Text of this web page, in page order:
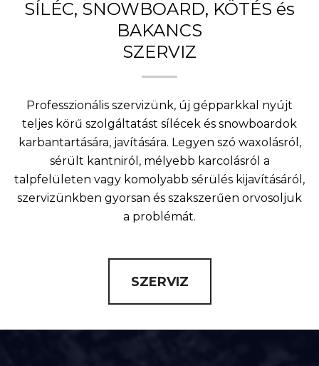
SÍLÉC, SNOWBOARD, KÖTÉS és
BAKANCS
SZERVIZ
Professzionális szervizünk, új gépparkkal nyújt
teljes körű szolgáltatást sílécek és snowboardok
karbantartására, javítására. Legyen szó waxolásról,
sérült kantniról, mélyebb karcolásról a
talpfelületen vagy komolyabb sérülés kijavításáról,
szervizünkben gyorsan és szakszerűen orvosoljuk
a problémát.
SZERVIZ